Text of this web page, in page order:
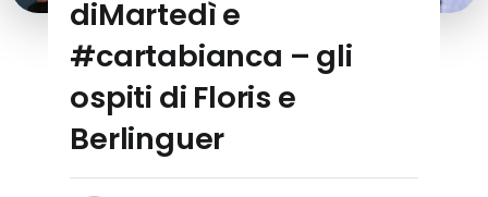
diMartedì e
#cartabianca – gli
ospiti di Floris e
Berlinguer